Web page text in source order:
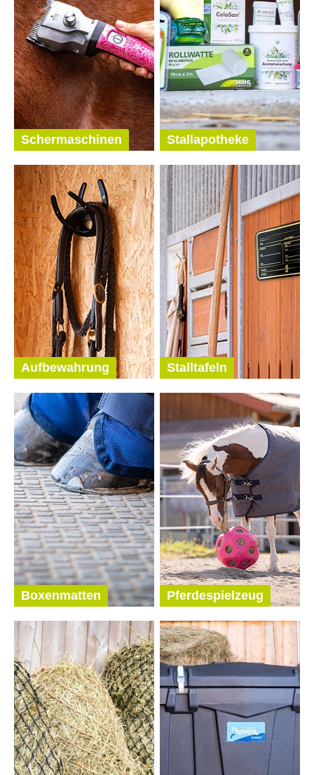
Schermaschinen Stallapotheke
Aufbewahrung Stalltafeln
Boxenmatten Pferdespielzeug